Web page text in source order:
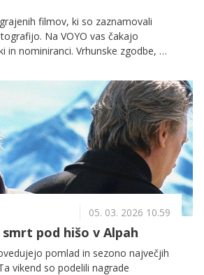
filmov, ki so zaznamovali
Na VOYO vas čakajo
in nominiranci. Vrhunske zgodbe, ki
ostane z vami.
05. 03. 2026 10.59
pod hišo v Alpah
pomlad in sezono največjih
vikend so podelili nagrade